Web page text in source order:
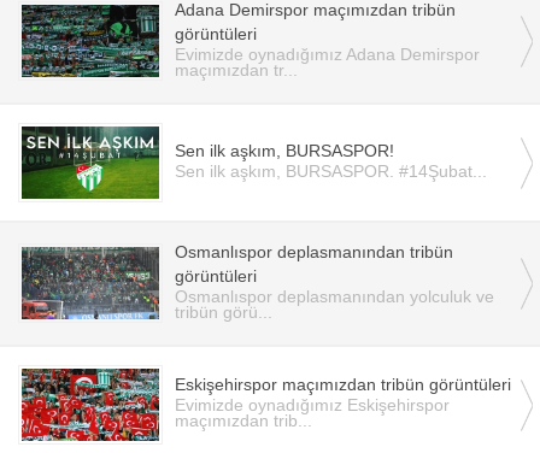
Adana Demirspor maçımızdan tribün
görüntüleri
Evimizde oynadığımız Adana Demirspor
maçımızdan tr...
Sen ilk aşkım, BURSASPOR!
Sen ilk aşkım, BURSASPOR. #14Şubat...
Osmanlıspor deplasmanından tribün
görüntüleri
Osmanlıspor deplasmanından yolculuk ve
tribün görü...
Eskişehirspor maçımızdan tribün görüntüleri
Evimizde oynadığımız Eskişehirspor
maçımızdan trib...